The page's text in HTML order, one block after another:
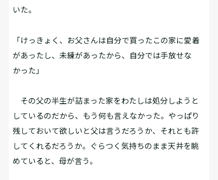
いた。
「けっきょく、お父さんは自分で買ったこの家に愛着
があったし、未練があったから、自分では手放せな
かった」
その父の半生が詰まった家をわたしは処分しようと
しているのだから、もう何も言えなかった。やっぱり
残しておいて欲しいと父は言うだろうか、それとも許
してくれるだろうか。ぐらつく気持ちのまま天井を眺
めていると、母が言う。